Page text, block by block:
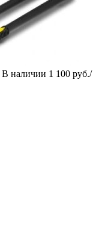
В наличии 1 100 руб./